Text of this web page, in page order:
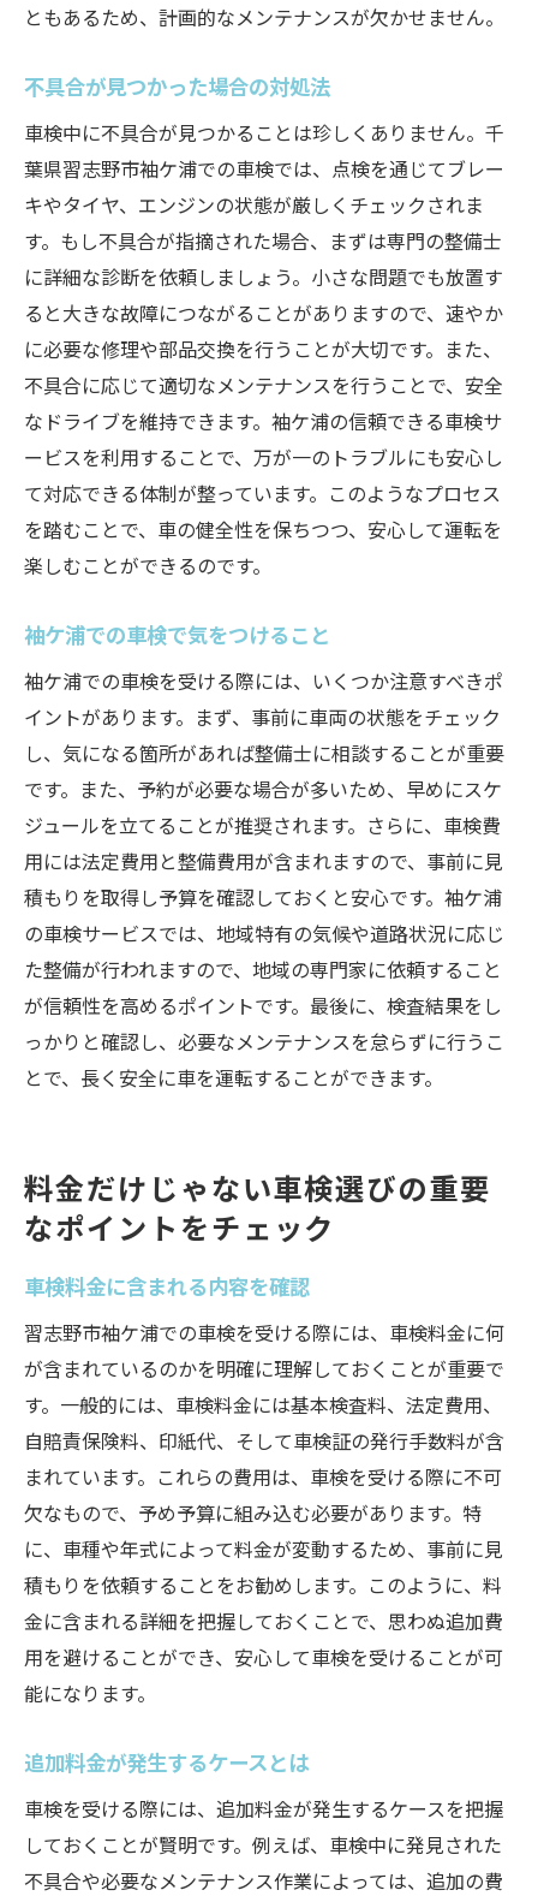
ともあるため、計画的なメンテナンスが欠かせません。
不具合が見つかった場合の対処法
車検中に不具合が見つかることは珍しくありません。千
葉県習志野市袖ケ浦での車検では、点検を通じてブレー
キやタイヤ、エンジンの状態が厳しくチェックされま
す。もし不具合が指摘された場合、まずは専門の整備士
に詳細な診断を依頼しましょう。小さな問題でも放置す
ると大きな故障につながることがありますので、速やか
に必要な修理や部品交換を行うことが大切です。また、
不具合に応じて適切なメンテナンスを行うことで、安全
なドライブを維持できます。袖ケ浦の信頼できる車検サ
ービスを利用することで、万が一のトラブルにも安心し
て対応できる体制が整っています。このようなプロセス
を踏むことで、車の健全性を保ちつつ、安心して運転を
楽しむことができるのです。
袖ケ浦での車検で気をつけること
袖ケ浦での車検を受ける際には、いくつか注意すべきポ
イントがあります。まず、事前に車両の状態をチェック
し、気になる箇所があれば整備士に相談することが重要
です。また、予約が必要な場合が多いため、早めにスケ
ジュールを立てることが推奨されます。さらに、車検費
用には法定費用と整備費用が含まれますので、事前に見
積もりを取得し予算を確認しておくと安心です。袖ケ浦
の車検サービスでは、地域特有の気候や道路状況に応じ
た整備が行われますので、地域の専門家に依頼すること
が信頼性を高めるポイントです。最後に、検査結果をし
っかりと確認し、必要なメンテナンスを怠らずに行うこ
とで、長く安全に車を運転することができます。
料金だけじゃない車検選びの重要
なポイントをチェック
車検料金に含まれる内容を確認
習志野市袖ケ浦での車検を受ける際には、車検料金に何
が含まれているのかを明確に理解しておくことが重要で
す。一般的には、車検料金には基本検査料、法定費用、
自賠責保険料、印紙代、そして車検証の発行手数料が含
まれています。これらの費用は、車検を受ける際に不可
欠なもので、予め予算に組み込む必要があります。特
に、車種や年式によって料金が変動するため、事前に見
積もりを依頼することをお勧めします。このように、料
金に含まれる詳細を把握しておくことで、思わぬ追加費
用を避けることができ、安心して車検を受けることが可
能になります。
追加料金が発生するケースとは
車検を受ける際には、追加料金が発生するケースを把握
しておくことが賢明です。例えば、車検中に発見された
不具合や必要なメンテナンス作業によっては、追加の費